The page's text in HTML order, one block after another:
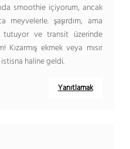
smoothie içiyorum, ancak
şaşırdım, ama
ve transit üzerinde
ekmek veya mısır
haline geldi.
Yanıtlamak